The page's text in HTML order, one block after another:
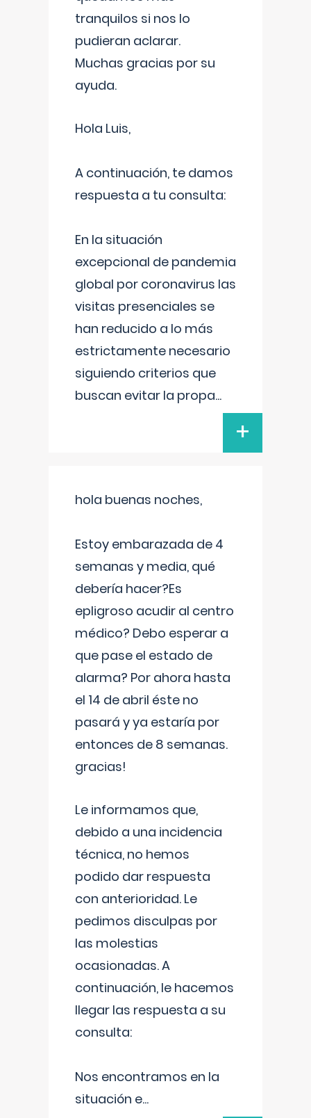
tranquilos si nos lo
pudieran aclarar.
Muchas gracias por su
ayuda.
Hola Luis,
A continuación, te damos
respuesta a tu consulta:
En la situación
excepcional de pandemia
global por coronavirus las
visitas presenciales se
han reducido a lo más
estrictamente necesario
siguiendo criterios que
buscan evitar la propa...
+
hola buenas noches,
Estoy embarazada de 4
semanas y media, qué
debería hacer?Es
epligroso acudir al centro
médico? Debo esperar a
que pase el estado de
alarma? Por ahora hasta
el 14 de abril éste no
pasará y ya estaría por
entonces de 8 semanas.
gracias!
Le informamos que,
debido a una incidencia
técnica, no hemos
podido dar respuesta
con anterioridad. Le
pedimos disculpas por
las molestias
ocasionadas. A
continuación, le hacemos
llegar las respuesta a su
consulta:
Nos encontramos en la
situación e...